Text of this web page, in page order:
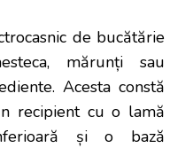
de bucătărie
mărunți sau
Acesta constă
recipient cu o lamă
și o bază